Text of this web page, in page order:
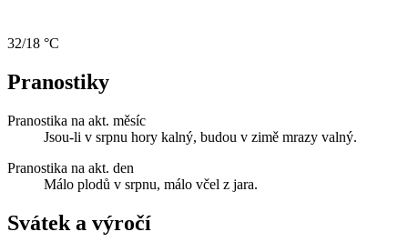
32/18 °C
Pranostiky
Pranostika na akt. měsíc
Jsou-li v srpnu hory kalný, budou v zimě mrazy valný.
Pranostika na akt. den
Málo plodů v srpnu, málo včel z jara.
Svátek a výročí